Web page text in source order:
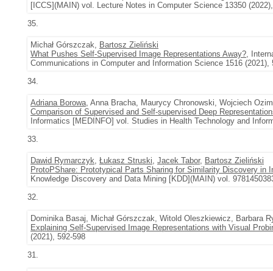
[ICCS](MAIN) vol. Lecture Notes in Computer Science 13350
35.
Michał Górszczak, Bartosz Zieliński
What Pushes Self-Supervised Image Representations Away?,
Communications in Computer and Information Science 1516 (2021),
34.
Adriana Borowa, Anna Bracha, Maurycy Chronowski, Wojciech
Comparison of Supervised and Self-supervised Deep
Informatics [MEDINFO] vol. Studies in Health Technology and
33.
Dawid Rymarczyk, Łukasz Struski, Jacek Tabor, Bartosz Zieliński
ProtoPShare: Prototypical Parts Sharing for Similarity Discovery in
Knowledge Discovery and Data Mining [KDD](MAIN) vol.
32.
Dominika Basaj, Michał Górszczak, Witold Oleszkiewicz, Barbara
Explaining Self-Supervised Image Representations with Visual
(2021), 592-598
31.